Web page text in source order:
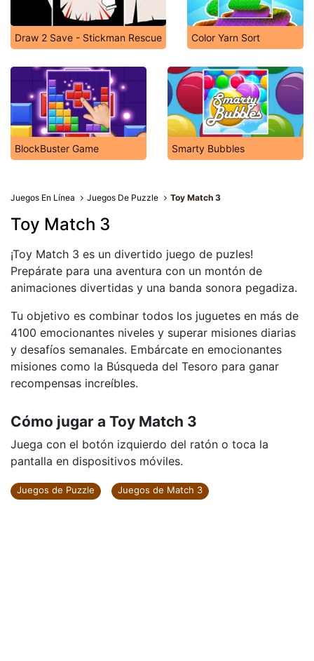
Draw 2 Save - Stickman Rescue Color Yarn Sort
BlockBuster Game Smarty Bubbles
Juegos En Línea Juegos De Puzzle Toy Match 3
Toy Match 3
¡Toy Match 3 es un divertido juego de puzles!
Prepárate para una aventura con un montón de
animaciones divertidas y una banda sonora pegadiza.
Tu objetivo es combinar todos los juguetes en más de
4100 emocionantes niveles y superar misiones diarias
y desafíos semanales. Embárcate en emocionantes
misiones como la Búsqueda del Tesoro para ganar
recompensas increíbles.
Cómo jugar a Toy Match 3
Juega con el botón izquierdo del ratón o toca la
pantalla en dispositivos móviles.
Juegos de Puzzle Juegos de Match 3